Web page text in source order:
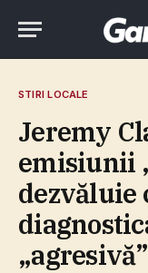
STIRI LOCALE
Jeremy
emisiunii
dezvăluie